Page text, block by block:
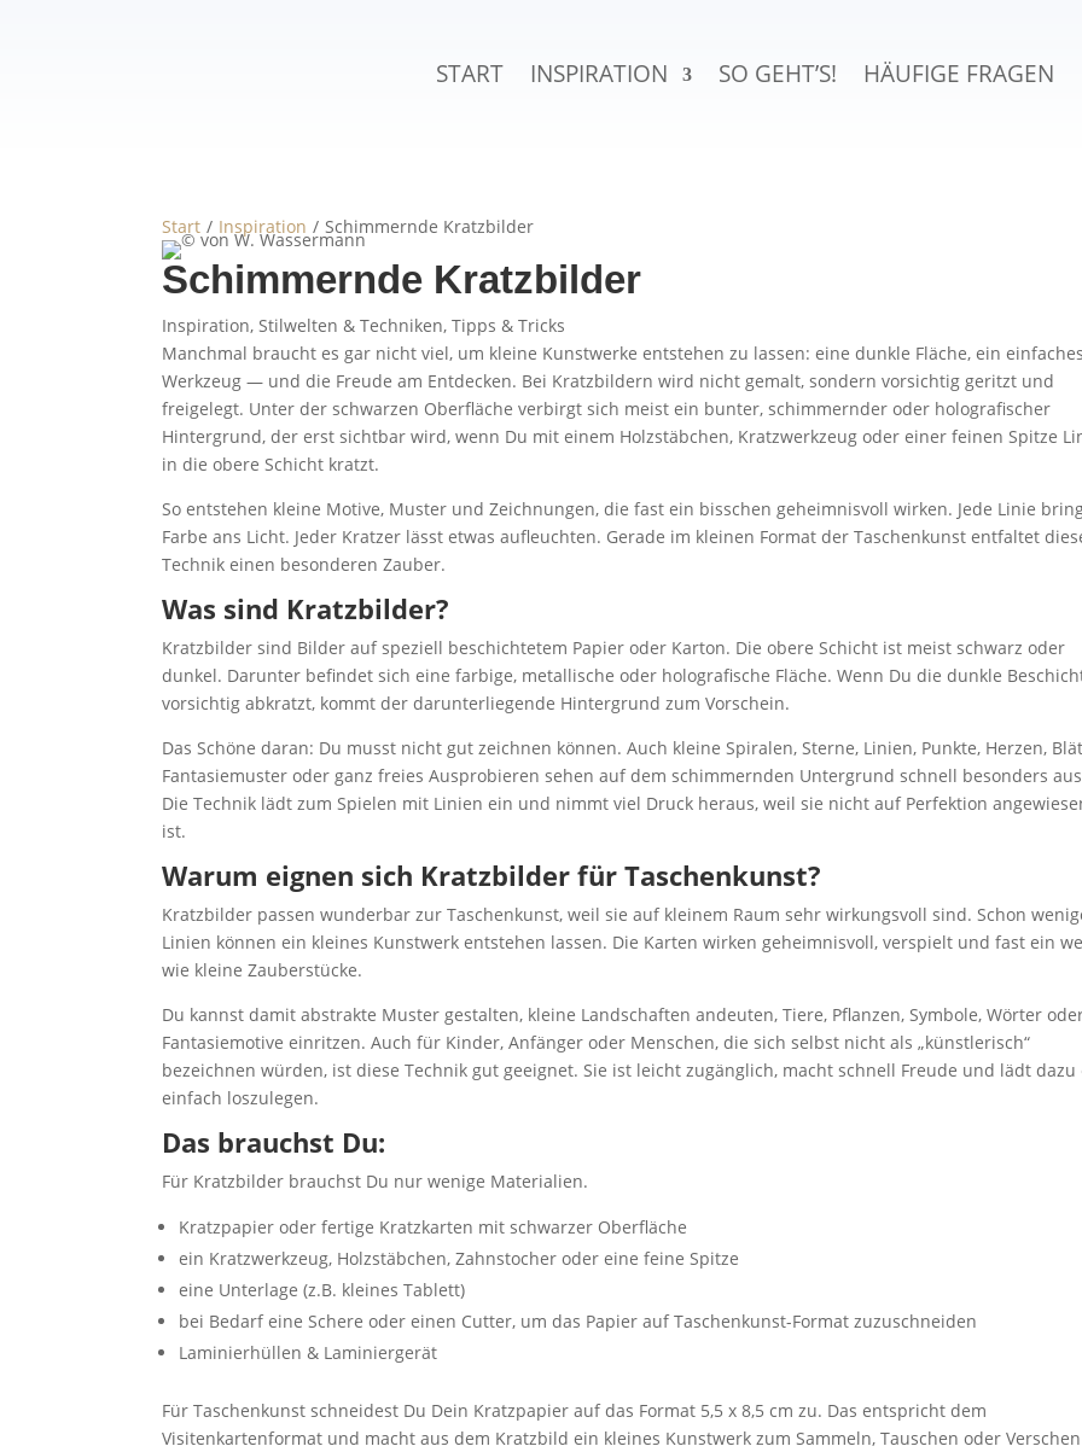
START INSPIRATION SO GEHT’S! HÄUFIGE FRAGEN
Start / Inspiration / Schimmernde Kratzbilder
Schimmernde Kratzbilder
Inspiration,Stilwelten & Techniken,Tipps & Tricks
Manchmal braucht es gar nicht viel, um kleine Kunstwerke entstehen zu lassen: eine dunkle Fläche, ein
Werkzeug — und die Freude am Entdecken. Bei Kratzbildern wird nicht gemalt, sondern vorsichtig geritzt und
freigelegt. Unter der schwarzen Oberfläche verbirgt sich meist ein bunter, schimmernder oder holografischer
Hintergrund, der erst sichtbar wird, wenn Du mit einem Holzstäbchen, Kratzwerkzeug oder einer feinen Spitze
in die obere Schicht kratzt.
So entstehen kleine Motive, Muster und Zeichnungen, die fast ein bisschen geheimnisvoll wirken. Jede Linie
Farbe ans Licht. Jeder Kratzer lässt etwas aufleuchten. Gerade im kleinen Format der Taschenkunst entfaltet
Technik einen besonderen Zauber.
Was sind Kratzbilder?
Kratzbilder sind Bilder auf speziell beschichtetem Papier oder Karton. Die obere Schicht ist meist schwarz oder
dunkel. Darunter befindet sich eine farbige, metallische oder holografische Fläche. Wenn Du die dunkle
vorsichtig abkratzt, kommt der darunterliegende Hintergrund zum Vorschein.
Das Schöne daran: Du musst nicht gut zeichnen können. Auch kleine Spiralen, Sterne, Linien, Punkte, Herzen,
Fantasiemuster oder ganz freies Ausprobieren sehen auf dem schimmernden Untergrund schnell besonders
Die Technik lädt zum Spielen mit Linien ein und nimmt viel Druck heraus, weil sie nicht auf Perfektion
ist.
Warum eignen sich Kratzbilder für Taschenkunst?
Kratzbilder passen wunderbar zur Taschenkunst, weil sie auf kleinem Raum sehr wirkungsvoll sind. Schon
Linien können ein kleines Kunstwerk entstehen lassen. Die Karten wirken geheimnisvoll, verspielt und fast ein
wie kleine Zauberstücke.
Du kannst damit abstrakte Muster gestalten, kleine Landschaften andeuten, Tiere, Pflanzen, Symbole, Wörter
Fantasiemotive einritzen. Auch für Kinder, Anfänger oder Menschen, die sich selbst nicht als „künstlerisch“
bezeichnen würden, ist diese Technik gut geeignet. Sie ist leicht zugänglich, macht schnell Freude und lädt dazu
einfach loszulegen.
Das brauchst Du:
Für Kratzbilder brauchst Du nur wenige Materialien.
Kratzpapier oder fertige Kratzkarten mit schwarzer Oberfläche
ein Kratzwerkzeug, Holzstäbchen, Zahnstocher oder eine feine Spitze
eine Unterlage (z.B. kleines Tablett)
bei Bedarf eine Schere oder einen Cutter, um das Papier auf Taschenkunst-Format zuzuschneiden
Laminierhüllen & Laminiergerät
Für Taschenkunst schneidest Du Dein Kratzpapier auf das Format 5,5 x 8,5 cm zu. Das entspricht dem
Visitenkartenformat und macht aus dem Kratzbild ein kleines Kunstwerk zum Sammeln, Tauschen oder